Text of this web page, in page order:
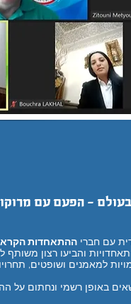
- הפעם עם
עם חברי ההתאחדות
והביעו רצון משותף
למאמנים ושופטים,
באופן רשמי ונחתום על